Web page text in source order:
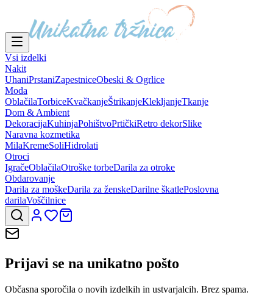
Vsi izdelki
Nakit
UhaniPrstaniZapestniceObeski & Ogrlice
Moda
OblačilaTorbiceKvačkanjeŠtrikanjeKlekljanjeTkanje
Dom & Ambient
DekoracijaKuhinjaPohištvoPrtičkiRetro dekorSlike
Naravna kozmetika
MilaKremeSoliHidrolati
Otroci
IgračeOblačilaOtroške torbeDarila za otroke
Obdarovanje
Darila za moškeDarila za ženskeDarilne škatlePoslovna
darilaVoščilnice
Prijavi se na unikatno pošto
Občasna sporočila o novih izdelkih in ustvarjalcih. Brez spama.